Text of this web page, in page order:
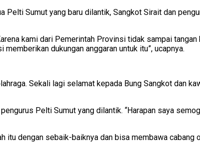
Sumut yang baru dilantik, Sangkot Sirait dan
kami dari Pemerintah Provinsi tidak sampai
dukungan anggaran untuk itu”, ucapnya.
Sekali lagi selamat kepada Bung Sangkot dan
Pelti Sumut yang dilantik. “Harapan saya
dengan sebaik-baiknya dan bisa membawa cabang